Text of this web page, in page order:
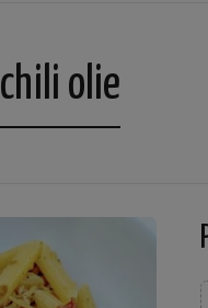
chili olie